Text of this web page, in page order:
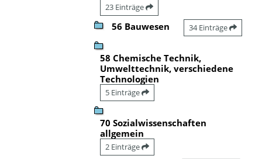
23 Einträge
56 Bauwesen 34 Einträge
58 Chemische Technik,
Umwelttechnik, verschiedene
Technologien
5 Einträge
70 Sozialwissenschaften
allgemein
2 Einträge